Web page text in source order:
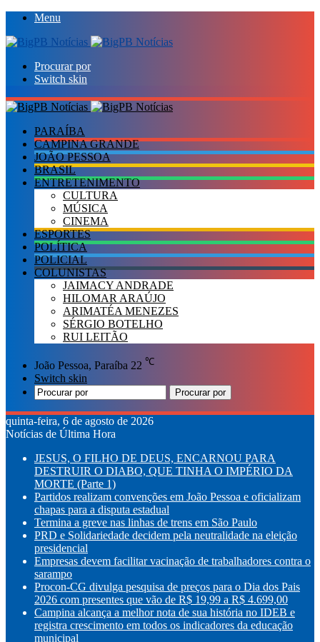
Menu
Procurar por
Switch skin
PARAÍBA
CAMPINA GRANDE
JOÃO PESSOA
BRASIL
ENTRETENIMENTO
CULTURA
MÚSICA
CINEMA
ESPORTES
POLÍTICA
POLICIAL
COLUNISTAS
JAIMACY ANDRADE
HILOMAR ARAÚJO
ARIMATÉA MENEZES
SÉRGIO BOTELHO
RUI LEITÃO
João Pessoa, Paraíba 22 ℃
Switch skin
Procurar por
quinta-feira, 6 de agosto de 2026
Notícias de Última Hora
JESUS, O FILHO DE DEUS, ENCARNOU PARA
DESTRUIR O DIABO, QUE TINHA O IMPÉRIO DA
MORTE (Parte 1)
Partidos realizam convenções em João Pessoa e oficializam
chapas para a disputa estadual
Termina a greve nas linhas de trens em São Paulo
PRD e Solidariedade decidem pela neutralidade na eleição
presidencial
Empresas devem facilitar vacinação de trabalhadores contra o
sarampo
Procon-CG divulga pesquisa de preços para o Dia dos Pais
2026 com presentes que vão de R$ 19,99 a R$ 4.699,00
Campina alcança a melhor nota de sua história no IDEB e
registra crescimento em todos os indicadores da educação
municipal